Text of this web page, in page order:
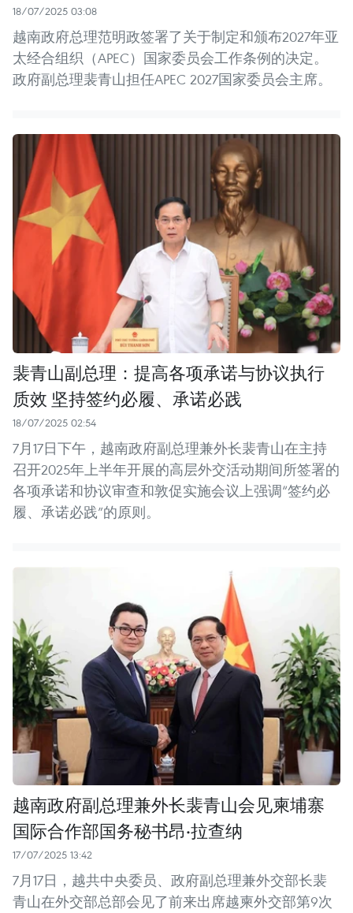
18/07/2025 03:08
越南政府总理范明政签署了关于制定和颁布2027年亚
太经合组织（APEC）国家委员会工作条例的决定。
政府副总理裴青山担任APEC 2027国家委员会主席。
裴青山副总理：提高各项承诺与协议执行
质效 坚持签约必履、承诺必践
18/07/2025 02:54
7月17日下午，越南政府副总理兼外长裴青山在主持
召开2025年上半年开展的高层外交活动期间所签署的
各项承诺和协议审查和敦促实施会议上强调“签约必
履、承诺必践”的原则。
越南政府副总理兼外长裴青山会见柬埔寨
国际合作部国务秘书昂·拉查纳
17/07/2025 13:42
7月17日，越共中央委员、政府副总理兼外交部长裴
青山在外交部总部会见了前来出席越柬外交部第9次